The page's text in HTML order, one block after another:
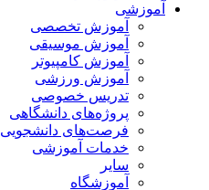
آموزشی
آموزش تخصصی
آموزش موسیقی
آموزش کامپیوتر
آموزش ورزشی
تدریس خصوصی
پروژه‌های دانشگاهی
فرصت‌های دانشجویی
خدمات آموزشی
سایر
آموزشگاه